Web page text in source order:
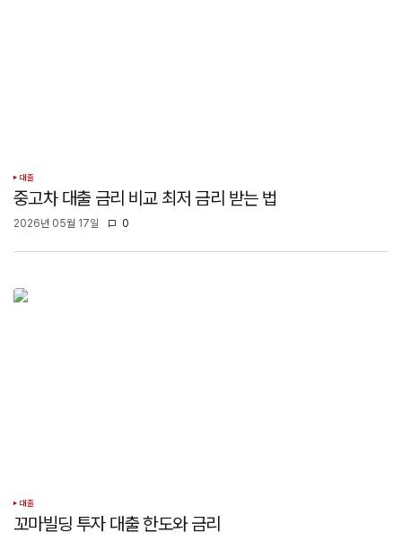
대출
중고차 대출 금리 비교 최저 금리 받는 법
2026년 05월 17일 0
대출
꼬마빌딩 투자 대출 한도와 금리